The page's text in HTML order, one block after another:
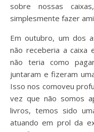
sobre nossas
simplesmente fazer
Em outubro, um dos
não receberia a caixa
não teria como
juntaram e fizeram
Isso nos comoveu
vez que não somos
livros, temos sido
atuando em prol da